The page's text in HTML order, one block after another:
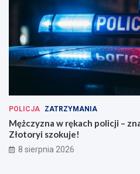
POLICJA ZATRZYMANIA
Mężczyzna w rękach policji –
Złotoryi szokuje!
8 sierpnia 2026